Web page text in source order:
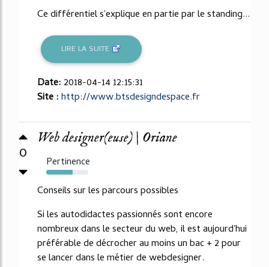
Ce différentiel s'explique en partie par le standing...
LIRE LA SUITE
Date: 2018-04-14 12:15:31
Site :http://www.btsdesigndespace.fr
0
Web designer(euse) | Oriane
Pertinence
63%
Conseils sur les parcours possibles
Si les autodidactes passionnés sont encore
nombreux dans le secteur du web, il est aujourd'hui
préférable de décrocher au moins un bac + 2 pour
se lancer dans le métier de webdesigner.